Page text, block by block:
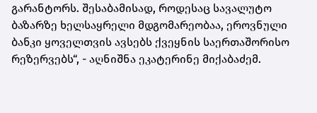
გარანტორს. შესაბამისად, როდესაც სავალუტო
ბაზარზე ხელსაყრელი მდგომარეობაა, ეროვნული
ბანკი ყოველთვის ავსებს ქვეყნის საერთაშორისო
რეზერვებს“, - აღნიშნა ეკატერინე მიქაბაძემ.